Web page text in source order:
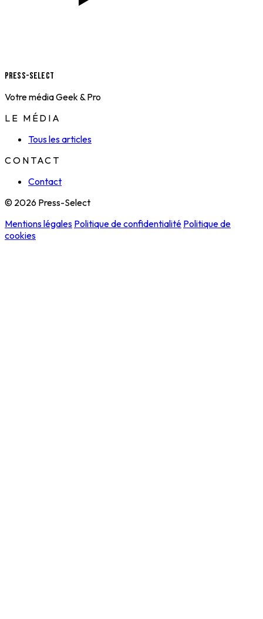
Press-Select
Votre média Geek & Pro
LE MÉDIA
Tous les articles
CONTACT
Contact
© 2026 Press-Select
Mentions légales Politique de confidentialité Politique de
cookies